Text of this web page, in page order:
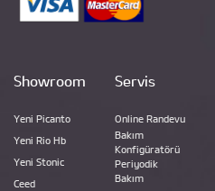
Showroom
Yeni Picanto
Yeni Rio Hb
Yeni Stonic
Ceed
Servis
Online Randevu
Bakım
Konfigüratörü
Periyodik
Bakım